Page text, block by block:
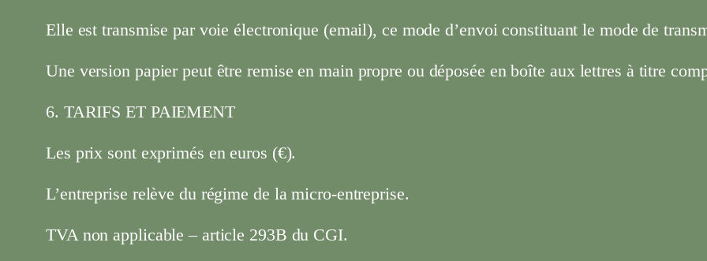
Elle est transmise par voie électronique (email), ce mode d’envoi constituant le mode de
Une version papier peut être remise en main propre ou déposée en boîte aux lettres à titre
6. TARIFS ET PAIEMENT
Les prix sont exprimés en euros (€).
L’entreprise relève du régime de la micro-entreprise.
TVA non applicable – article 293B du CGI.